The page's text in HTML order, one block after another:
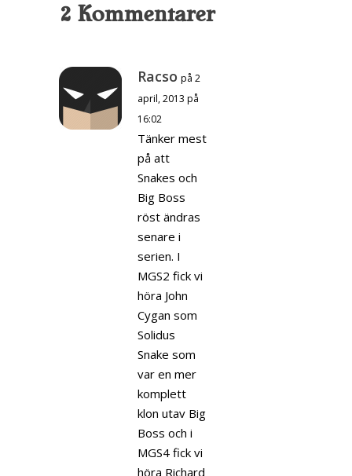
2 Kommentarer
Racso på 2
april, 2013 på
16:02
Tänker mest
på att
Snakes och
Big Boss
röst ändras
senare i
serien. I
MGS2 fick vi
höra John
Cygan som
Solidus
Snake som
var en mer
komplett
klon utav Big
Boss och i
MGS4 fick vi
höra Richard